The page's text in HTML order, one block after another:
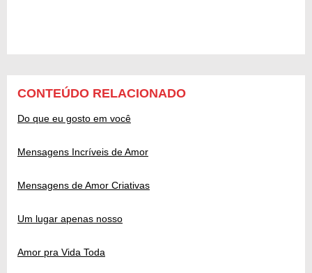
CONTEÚDO RELACIONADO
Do que eu gosto em você
Mensagens Incríveis de Amor
Mensagens de Amor Criativas
Um lugar apenas nosso
Amor pra Vida Toda